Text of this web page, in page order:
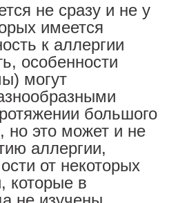
не сразу и не у
имеется
к аллергии
особенности
могут
большого
но это может и не
аллергии,
от некоторых
которые в